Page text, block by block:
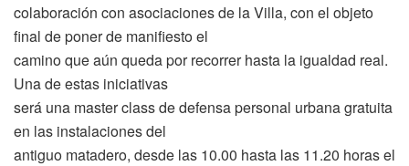
colaboración con asociaciones de la Villa, con el objeto
final de poner de manifiesto el
camino que aún queda por recorrer hasta la igualdad real.
Una de estas iniciativas
será una master class de defensa personal urbana gratuita
en las instalaciones del
antiguo matadero, desde las 10.00 hasta las 11.20 horas el